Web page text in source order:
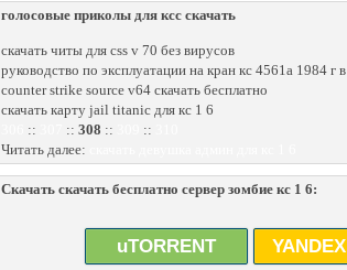
голосовые приколы для ксс скачать
скачать читы для css v 70 без вирусов
руководство по эксплуатации на кран кс 4561а 1984 г
counter strike source v64 скачать бесплатно
скачать карту jail titanic для кс 1 6
:: :: 308 :: ::
Читать далее:
Скачать скачать бесплатно сервер зомбие кс 1 6:
uTORRENT